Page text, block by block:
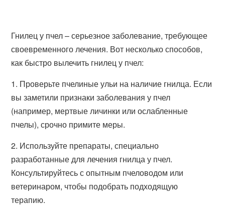
Гнилец у пчел – серьезное заболевание, требующее
своевременного лечения. Вот несколько способов,
как быстро вылечить гнилец у пчел:
1. Проверьте пчелиные ульи на наличие гнилца. Если
вы заметили признаки заболевания у пчел
(например, мертвые личинки или ослабленные
пчелы), срочно примите меры.
2. Используйте препараты, специально
разработанные для лечения гнилца у пчел.
Консультируйтесь с опытным пчеловодом или
ветеринаром, чтобы подобрать подходящую
терапию.